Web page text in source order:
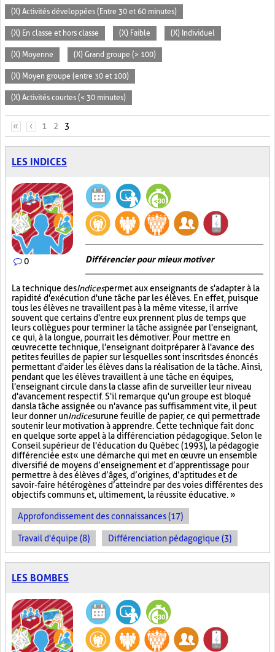
(X) Activités développées (Entre 30 et 60 minutes)
(X) En classe et hors classe (X) Faible (X) Individuel
(X) Moyenne (X) Grand groupe (> 100)
(X) Moyen groupe (entre 30 et 100)
(X) Activités courtes (< 30 minutes)
PAGES
« ‹ 1 2 3
LES INDICES
0 Différencier pour mieux motiver
La technique desIndicespermet aux enseignants de s'adapter à la
rapidité d'exécution d'une tâche par les élèves. En effet, puisque
tous les élèves ne travaillent pas à la même vitesse, il arrive
souvent que certains d'entre eux prennent plus de temps que
leurs collègues pour terminer la tâche assignée par l'enseignant,
ce qui, à la longue, pourrait les démotiver. Pour mettre en
œuvre cette technique, l'enseignant doit préparer à l'avance des
petites feuilles de papier sur lesquelles sont inscrits des énoncés
permettant d'aider les élèves dans la réalisation de la tâche. Ainsi,
pendant que les élèves travaillent à une tâche en équipes,
l'enseignant circule dans la classe afin de surveiller leur niveau
d'avancement respectif. S'il remarque qu'un groupe est bloqué
dans la tâche assignée ou n'avance pas suffisamment vite, il peut
leur donner unIndicesurune feuille de papier, ce qui permettra de
soutenir leur motivation à apprendre. Cette technique fait donc
en quelque sorte appel à la différenciation pédagogique. Selon le
Conseil supérieur de l'éducation du Québec (1993), la pédagogie
différenciée est « une démarche qui met en œuvre un ensemble
diversifié de moyens d’enseignement et d’apprentissage pour
permettre à des élèves d’âges, d’origines, d’aptitudes et de
savoir-faire hétérogènes d’atteindre par des voies différentes des
objectifs communs et, ultimement, la réussite éducative. »
Approfondissement des connaissances (17)
Travail d'équipe (8) Différenciation pédagogique (3)
LES BOMBES